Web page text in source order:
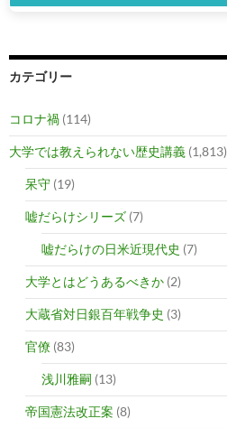
カテゴリー
コロナ禍 (114)
大学では教えられない歴史講義 (1,813)
呆守 (19)
嘘だらけシリーズ (7)
嘘だらけの日米近現代史 (7)
大学とはどうあるべきか (2)
大蔵省対日銀百年戦争史 (3)
官僚 (83)
浅川雅嗣 (13)
帝国憲法改正案 (8)